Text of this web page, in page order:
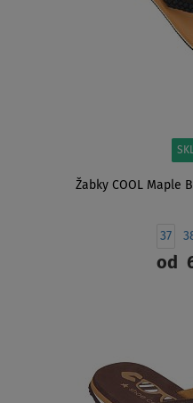
Žabky COOL Maple
37
od